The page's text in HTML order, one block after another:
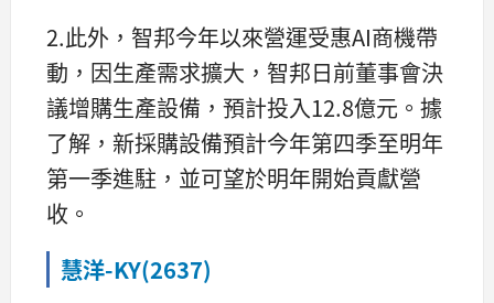
2.此外，智邦今年以來營運受惠AI商機帶
動，因生產需求擴大，智邦日前董事會決
議增購生產設備，預計投入12.8億元。據
了解，新採購設備預計今年第四季至明年
第一季進駐，並可望於明年開始貢獻營
收。
慧洋-KY(2637)